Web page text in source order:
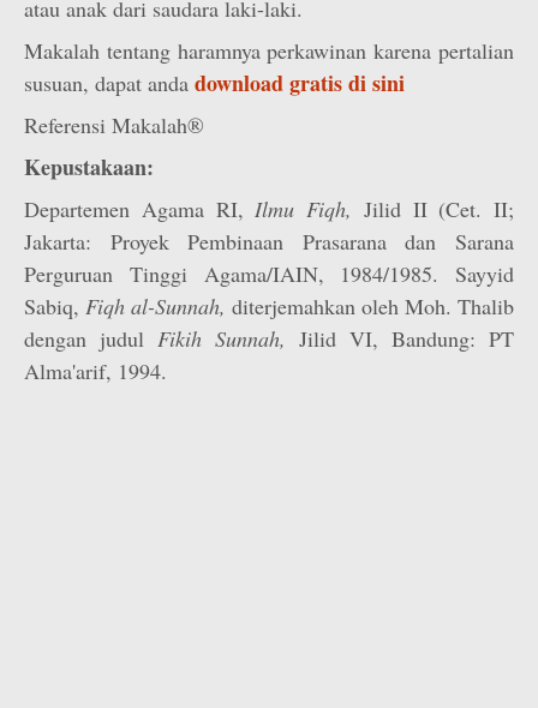
atau anak dari saudara laki-laki.
Makalah tentang haramnya perkawinan karena pertalian
susuan, dapat anda download gratis di sini
Referensi Makalah®
Kepustakaan:
Departemen Agama RI,Ilmu Fiqh, Jilid II (Cet. II;
Jakarta: Proyek Pembinaan Prasarana dan Sarana
Perguruan Tinggi Agama/IAIN, 1984/1985. Sayyid
Sabiq, Fiqh al-Sunnah, diterjemahkan oleh Moh. Thalib
dengan judul Fikih Sunnah, Jilid VI, Bandung: PT
Alma'arif, 1994.